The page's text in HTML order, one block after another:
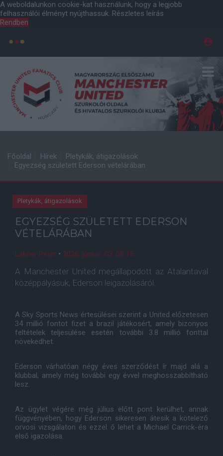
A weboldalunkon cookie-kat használunk, hogy a legjobb
felhasználói élményt nyújthassuk. Részletes leírás
Rendben
Főoldal Hírek
Pletykák, átigazolások
Egyezség született Ederson vételárában
Pletykák, átigazolások
EGYEZSÉG SZÜLETETT EDERSON
VÉTELÁRÁBAN
Lakner Péter • 2026. június. 03. 08:15
A Manchester United megállapodott az Atalantaval
középpályásuk, Ederson leigazolásáról.
A Sky Sports News értesülései szerint a United előzetesen
34 millió fontot fizet a brazil játékosért, amely bizonyos
feltételek teljesülése esetén további 3.8 millió fonttal
növekedhet.
Ederson várhatóan négy éves szerződést ír majd alá a
klubbal, amely még további egy évvel meghosszabbítható
lesz.
Az ügylet végére még július előtt pont kerülhet, annak
függvényében, hogy Ederson sikeresen átesik a kötelező
orvosi vizsgálaton és ezzel ő lehet a Michael Carrick-éra
első igazolása.